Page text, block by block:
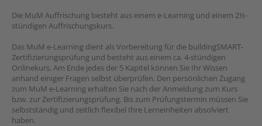
Die MuM Auffrischung besteht aus einem e-Learning und einem 2½-
stündigen Auffrischungskurs.
Das MuM e-Learning dient als Vorbereitung für die buildingSMART-
Zertifizierungsprüfung und besteht aus einem ca. 4-stündigen
Onlinekurs. Am Ende jedes der 5 Kapitel können Sie Ihr Wissen
anhand einiger Fragen selbst überprüfen. Den persönlichen Zugang
zum MuM e-Learning erhalten Sie nach der Anmeldung zum Kurs
bzw. zur Zertifizierungsprüfung. Bis zum Prüfungstermin müssen Sie
selbstständig und zeitlich flexibel Ihre Lerneinheiten absolviert
haben.